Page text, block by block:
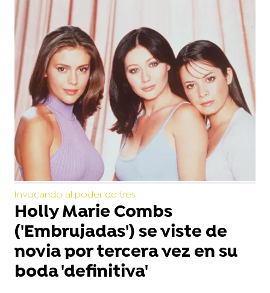
Invocando al poder de tres
Holly Marie Combs
('Embrujadas') se viste de
novia por tercera vez en su
boda 'definitiva'